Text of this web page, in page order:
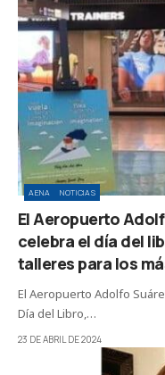
AENA NOTICIAS
El Aeropuerto
celebra el día del
talleres para los
El Aeropuerto Adolfo
Día del Libro,…
23 DE ABRIL DE 2024